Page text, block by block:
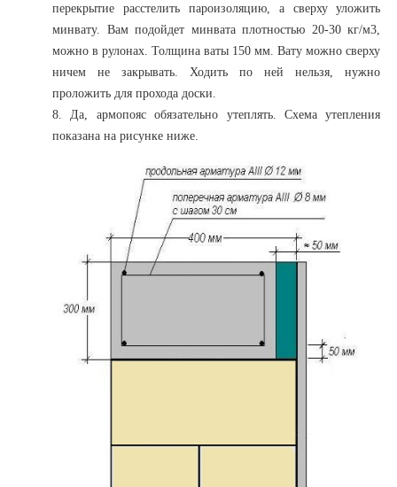
перекрытие расстелить пароизоляцию, а сверху уложить
минвату. Вам подойдет минвата плотностью 20-30 кг/м3,
можно в рулонах. Толщина ваты 150 мм. Вату можно сверху
ничем не закрывать. Ходить по ней нельзя, нужно
проложить для прохода доски.
8. Да, армопояс обязательно утеплять. Схема утепления
показана на рисунке ниже.